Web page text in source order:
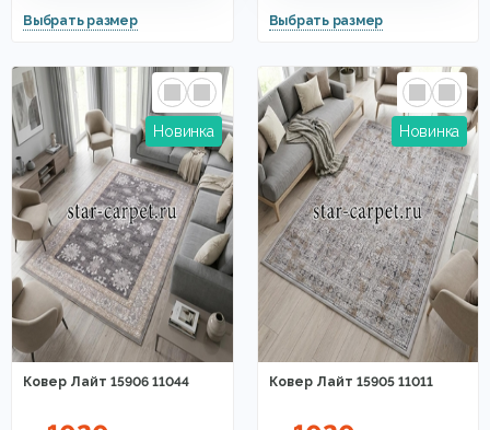
Ковер Лайт 15906 11044 Ковер Лайт 15905 11011